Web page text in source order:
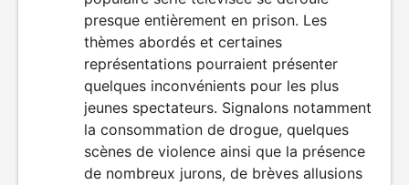
presque entièrement en prison. Les
thèmes abordés et certaines
représentations pourraient présenter
quelques inconvénients pour les plus
jeunes spectateurs. Signalons notamment
la consommation de drogue, quelques
scènes de violence ainsi que la présence
de nombreux jurons, de brèves allusions